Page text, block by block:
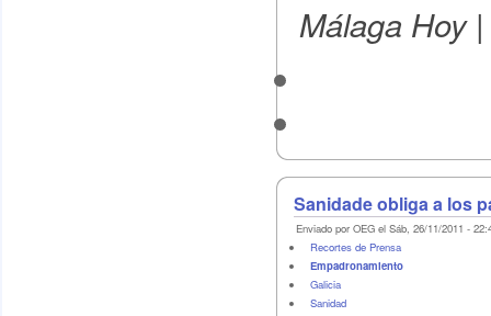
Málaga Hoy
Sanidade obliga a los
Enviado por OEG el Sáb, 26/11/2011 -
Recortes de Prensa
Empadronamiento
Galicia
Sanidad